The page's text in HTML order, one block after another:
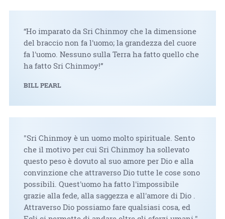
“Ho imparato da Sri Chinmoy che la dimensione
del braccio non fa l'uomo; la grandezza del cuore
fa l'uomo. Nessuno sulla Terra ha fatto quello che
ha fatto Sri Chinmoy!”
BILL PEARL
"Sri Chinmoy è un uomo molto spirituale. Sento
che il motivo per cui Sri Chinmoy ha sollevato
questo peso è dovuto al suo amore per Dio e alla
convinzione che attraverso Dio tutte le cose sono
possibili. Quest'uomo ha fatto l'impossibile
grazie alla fede, alla saggezza e all'amore di Dio .
Attraverso Dio possiamo fare qualsiasi cosa, ed